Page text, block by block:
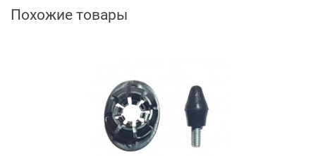
Похожие товары